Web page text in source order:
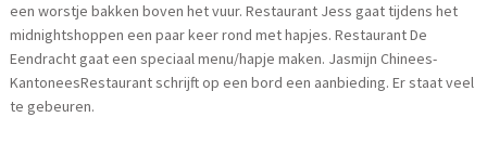
een worstje bakken boven het vuur. Restaurant Jess gaat tijdens het
midnightshoppen een paar keer rond met hapjes. Restaurant De
Eendracht gaat een speciaal menu/hapje maken. Jasmijn Chinees-
KantoneesRestaurant schrijft op een bord een aanbieding. Er staat veel
te gebeuren.